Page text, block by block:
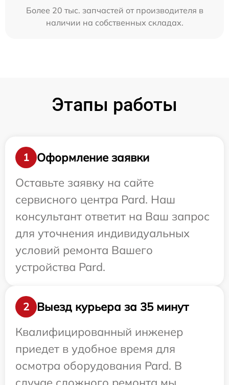
Более 20 тыс. запчастей от производителя в
наличии на собственных складах.
Этапы работы
1
Оформление заявки
Оставьте заявку на сайте
сервисного центра Pard. Наш
консультант ответит на Ваш запрос
для уточнения индивидуальных
условий ремонта Вашего
устройства Pard.
2
Выезд курьера за 35 минут
Квалифицированный инженер
приедет в удобное время для
осмотра оборудования Pard. В